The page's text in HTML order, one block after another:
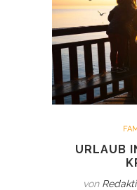
URLAUB
von